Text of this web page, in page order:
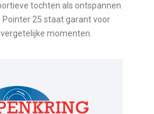
tochten als ontspannen
Pointer 25 staat garant voor
momenten.